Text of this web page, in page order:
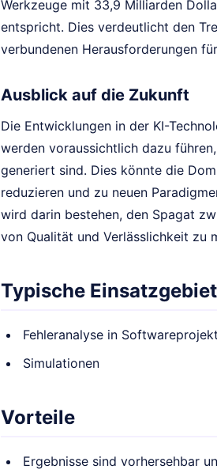
Werkzeuge mit 33,9 Milliarden
entspricht. Dies verdeutlicht den
verbundenen Herausforderungen
Ausblick auf die Zukunft
Die Entwicklungen in der KI-
werden voraussichtlich dazu
generiert sind. Dies könnte die
reduzieren und zu neuen
wird darin bestehen, den Spagat
von Qualität und Verlässlichkeit zu
Typische
Fehleranalyse in
Simulationen
Vorteile
Ergebnisse sind vorhersehbar